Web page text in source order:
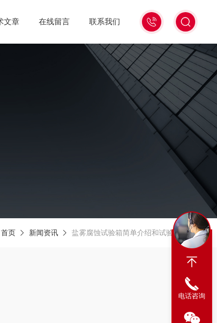
13439477936
文章 在线留言 联系我们
首页 新闻资讯 盐雾腐蚀试验箱简单介绍和试验方法
电话咨询